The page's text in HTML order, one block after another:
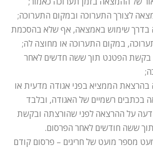
בדרך שימוש באמצאה, אף שלא בהסכמת
במקום התערוכה או מחוצה לה;
בקשת הפטנט תוך ששה חדשים לאחר
בהרצאת הממציא בפני אגודה מדעית או
בכתבים רשמיים של האגודה, ובלבד
על ההרצאה לפני שהורצתה ובקשת
ששה חודשים לאחר הפרסום.
מספר מועט של חריגים – פרסום קודם